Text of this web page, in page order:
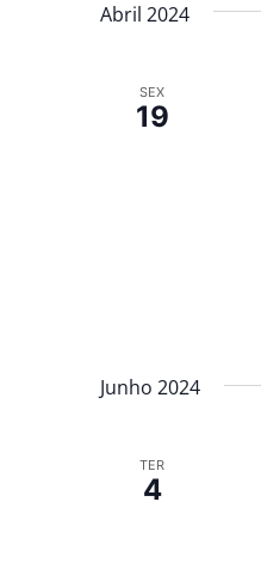
Abril 2024
SEX
19
Junho 2024
TER
4